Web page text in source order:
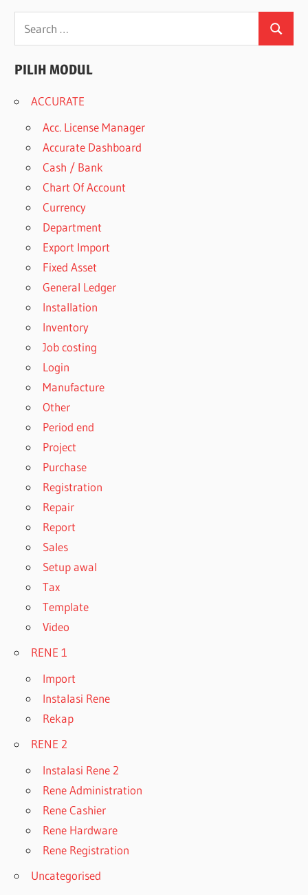
Search
for:
Search
PILIH MODUL
ACCURATE
Acc. License Manager
Accurate Dashboard
Cash / Bank
Chart Of Account
Currency
Department
Export Import
Fixed Asset
General Ledger
Installation
Inventory
Job costing
Login
Manufacture
Other
Period end
Project
Purchase
Registration
Repair
Report
Sales
Setup awal
Tax
Template
Video
RENE 1
Import
Instalasi Rene
Rekap
RENE 2
Instalasi Rene 2
Rene Administration
Rene Cashier
Rene Hardware
Rene Registration
Uncategorised